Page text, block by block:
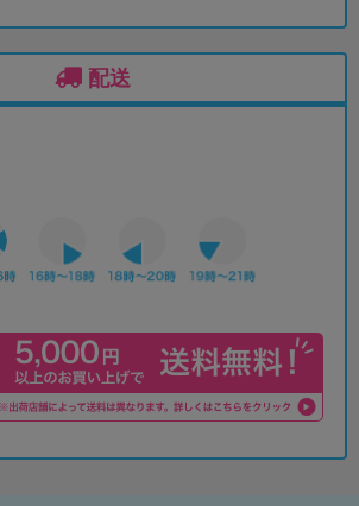
配送